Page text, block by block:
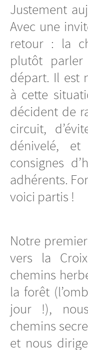
Justement
Avec une
retour : la
plutôt
départ. Il est
à cette
décident de
circuit,
dénivelé,
consignes
adhérents.
voici partis !
Notre
vers la
chemins
la forêt
jour !),
chemins
et nous